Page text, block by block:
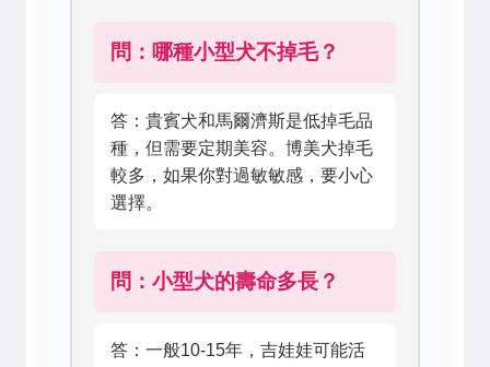
問：哪種小型犬不掉毛？
答：貴賓犬和馬爾濟斯是低掉毛品
種，但需要定期美容。博美犬掉毛
較多，如果你對過敏敏感，要小心
選擇。
問：小型犬的壽命多長？
答：一般10-15年，吉娃娃可能活